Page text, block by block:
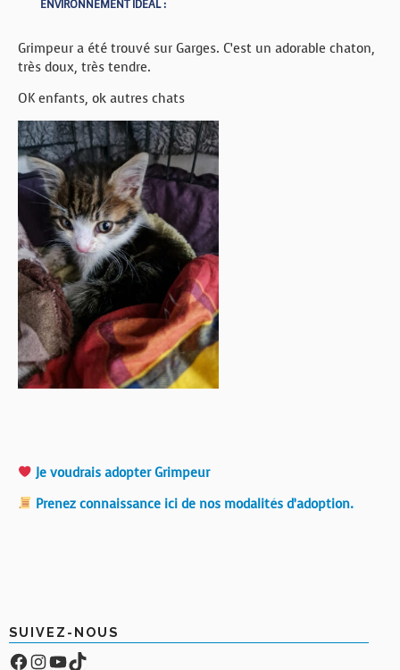
ENVIRONNEMENT IDÉAL :
Grimpeur a été trouvé sur Garges. C’est un adorable chaton,
très doux, très tendre.
OK enfants, ok autres chats
Je voudrais adopter Grimpeur
Prenez connaissance ici de nos modalités d’adoption.
SUIVEZ-NOUS
Facebook
Compte Instagram
YouTube
TikTok